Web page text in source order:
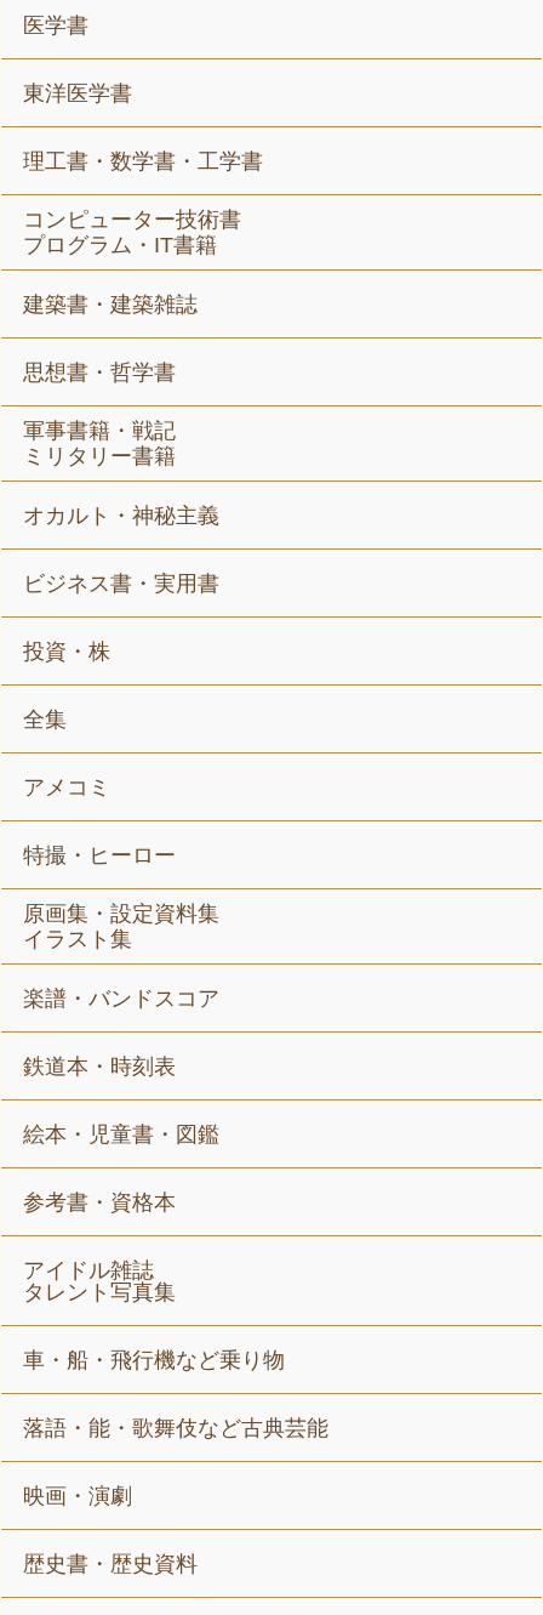
医学書
東洋医学書
理工書・数学書・工学書
コンピューター技術書
プログラム・IT書籍
建築書・建築雑誌
思想書・哲学書
軍事書籍・戦記
ミリタリー書籍
オカルト・神秘主義
ビジネス書・実用書
投資・株
全集
アメコミ
特撮・ヒーロー
原画集・設定資料集
イラスト集
楽譜・バンドスコア
鉄道本・時刻表
絵本・児童書・図鑑
参考書・資格本
アイドル雑誌
タレント写真集
車・船・飛行機など乗り物
落語・能・歌舞伎など古典芸能
映画・演劇
歴史書・歴史資料